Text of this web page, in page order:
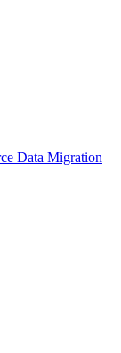
Data Migration